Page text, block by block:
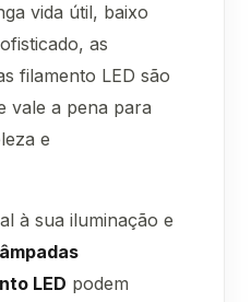
vida útil, baixo
as
filamento LED são
vale a pena para
e
à sua iluminação e
LED podem